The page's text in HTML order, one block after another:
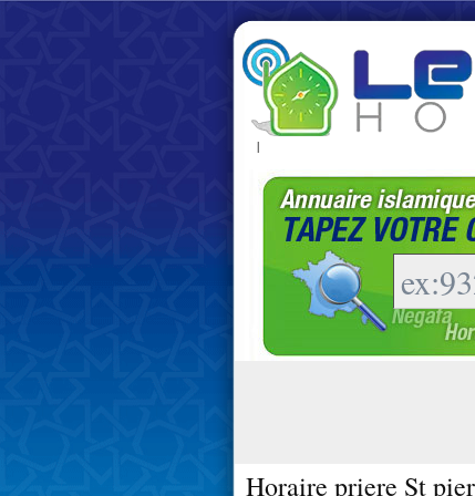
|
Horaire priere St